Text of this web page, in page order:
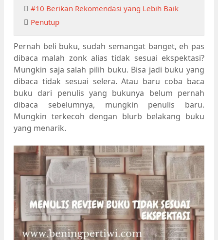
#10 Berikan Rekomendasi yang Lebih Baik
Penutup
Pernah beli buku, sudah semangat banget, eh pas
dibaca malah zonk alias tidak sesuai ekspektasi?
Mungkin saja salah pilih buku. Bisa jadi buku yang
dibaca tidak sesuai selera. Atau baru coba baca
buku dari penulis yang bukunya belum pernah
dibaca sebelumnya, mungkin penulis baru.
Mungkin terkecoh dengan blurb belakang buku
yang menarik.